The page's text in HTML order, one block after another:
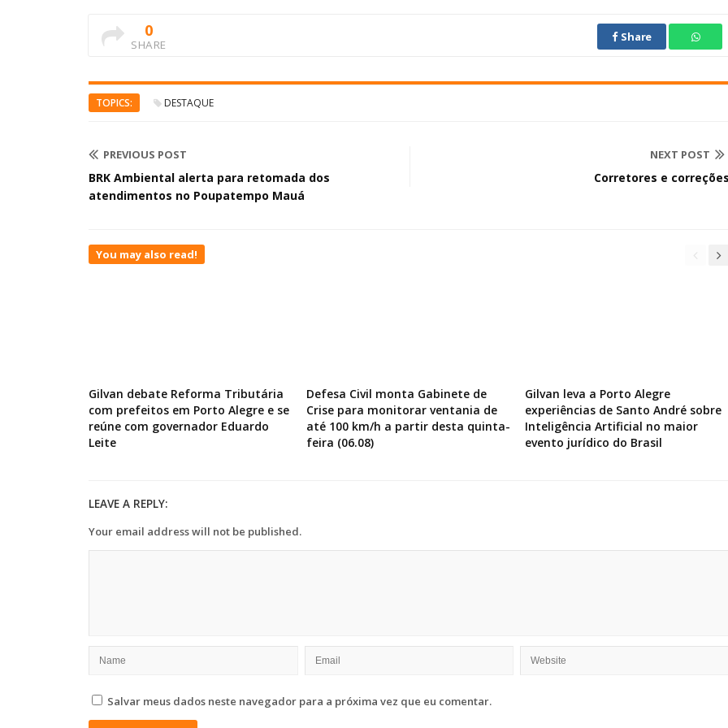
0
SHARE
Share
TOPICS: DESTAQUE
PREVIOUS POST
BRK Ambiental alerta para retomada dos
atendimentos no Poupatempo Mauá
NEXT POST
Corretores e
You may also read!
Gilvan debate Reforma Tributária
com prefeitos em Porto Alegre e se
reúne com governador Eduardo
Leite
Defesa Civil monta Gabinete de
Crise para monitorar ventania de
até 100 km/h a partir desta quinta-
feira (06.08)
Gilvan leva a Porto Alegre
experiências de Santo André sobre
Inteligência Artificial no maior
evento jurídico do Brasil
LEAVE A REPLY:
Your email address will not be published.
Salvar meus dados neste navegador para a próxima vez que eu comentar.